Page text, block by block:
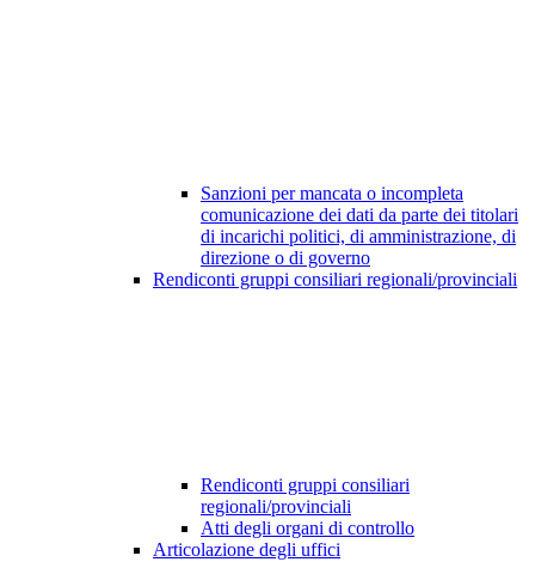
Sanzioni per mancata o incompleta
comunicazione dei dati da parte dei titolari
di incarichi politici, di amministrazione, di
direzione o di governo
Rendiconti gruppi consiliari regionali/provinciali
Rendiconti gruppi consiliari
regionali/provinciali
Atti degli organi di controllo
Articolazione degli uffici